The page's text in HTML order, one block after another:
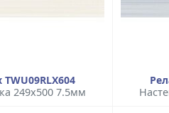
249x500 7.5мм